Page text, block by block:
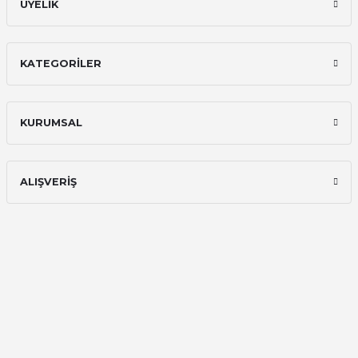
ÜYELİK
KATEGORİLER
KURUMSAL
ALIŞVERİŞ